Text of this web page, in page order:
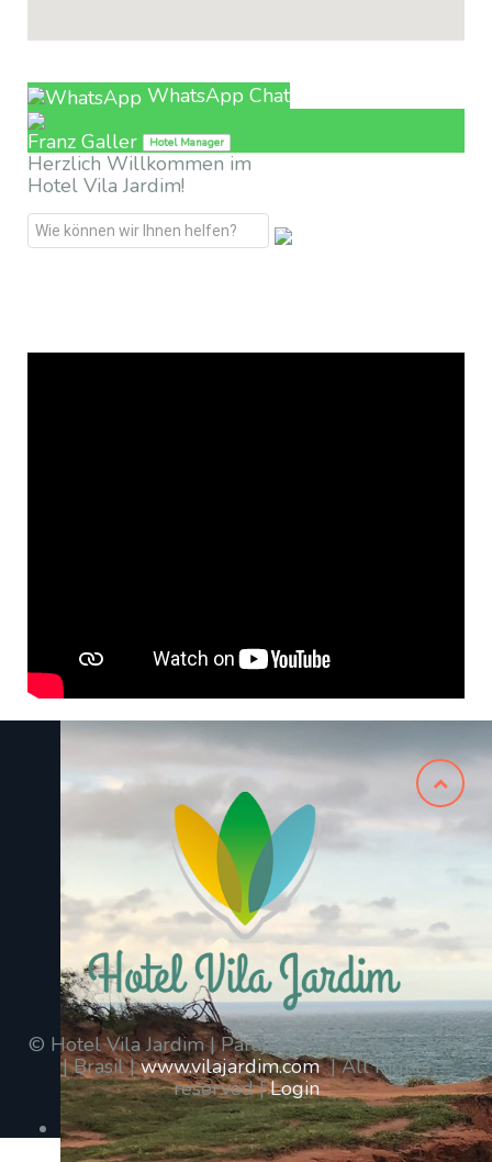
WhatsApp Chat
Franz Galler
Hotel Manager
Herzlich Willkommen im
Hotel Vila Jardim!
© Hotel Vila Jardim | Parajuru | Beberibe | Ceará
| Brasil |www.vilajardim.com| All Rights
reserved |Login